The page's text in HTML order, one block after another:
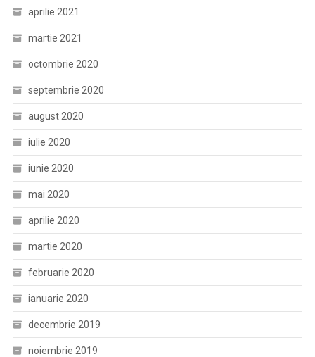
aprilie 2021
martie 2021
octombrie 2020
septembrie 2020
august 2020
iulie 2020
iunie 2020
mai 2020
aprilie 2020
martie 2020
februarie 2020
ianuarie 2020
decembrie 2019
noiembrie 2019